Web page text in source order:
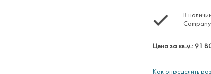
В
Цена за кв.м.: 91
Как определить